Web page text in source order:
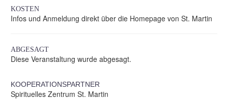
KOSTEN
Infos und Anmeldung direkt über die Homepage von St. Martin
ABGESAGT
Diese Veranstaltung wurde abgesagt.
KOOPERATIONSPARTNER
Spirituelles Zentrum St. Martin